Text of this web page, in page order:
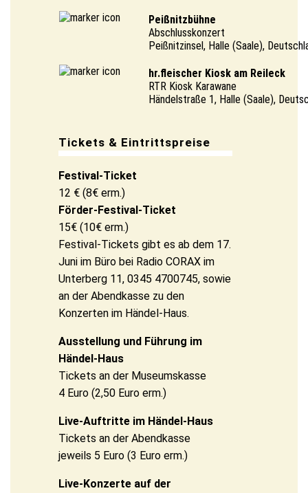
Peißnitzbühne
Abschlusskonzert
Peißnitzinsel, Halle (Saale),
hr.fleischer Kiosk am Reileck
RTR Kiosk Karawane
Händelstraße 1, Halle (Saale),
Tickets & Eintrittspreise
Festival-Ticket
12 € (8€ erm.)
Förder-Festival-Ticket
15€ (10€ erm.)
Festival-Tickets gibt es ab dem 17.
Juni im Büro bei Radio CORAX im
Unterberg 11, 0345 4700745, sowie
an der Abendkasse zu den
Konzerten im Händel-Haus.
Ausstellung und Führung im
Händel-Haus
Tickets an der Museumskasse
4 Euro (2,50 Euro erm.)
Live-Auftritte im Händel-Haus
Tickets an der Abendkasse
jeweils 5 Euro (3 Euro erm.)
Live-Konzerte auf der